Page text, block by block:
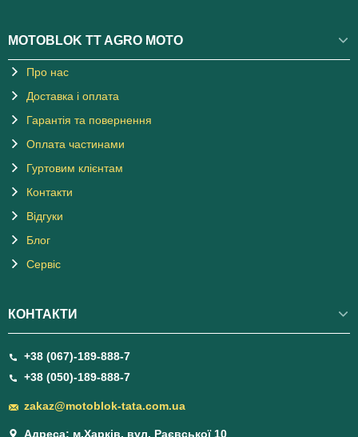
MOTOBLOK TT AGRO MOTO
Про нас
Доставка і оплата
Гарантія та повернення
Оплата частинами
Гуртовим клієнтам
Контакти
Відгуки
Блог
Сервіс
КОНТАКТИ
+38 (067)-189-888-7
+38 (050)-189-888-7
zakaz@motoblok-tata.com.ua
Адреса: м.Харків, вул. Раєвської 10